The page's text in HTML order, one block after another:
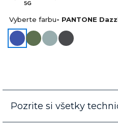
Vyberte farbu- PANTONE
Pozrite si všetky